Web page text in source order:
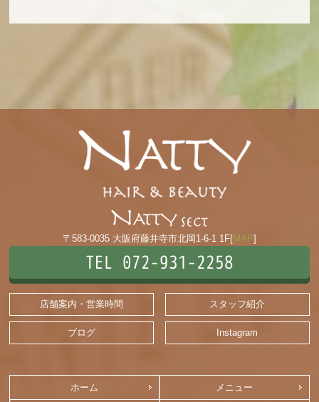
〒583-0035 大阪府藤井寺市北岡1-6-1 1F[MAP]
TEL 072-931-2258
店舗案内・営業時間 スタッフ紹介
ブログ Instagram
ホーム メニュー